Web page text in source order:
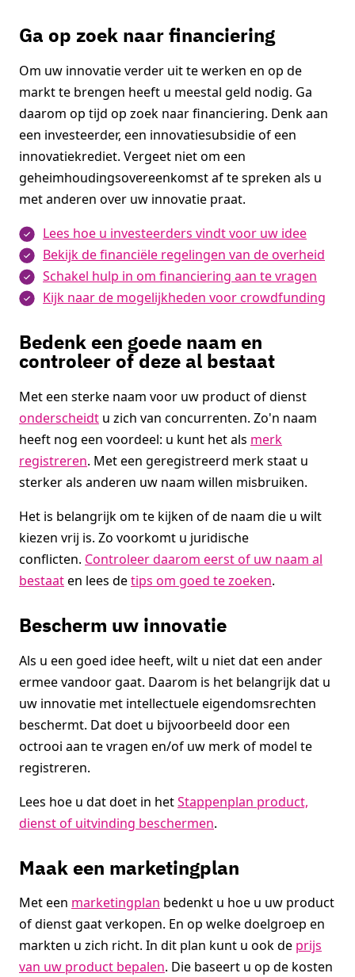
Ga op zoek naar financiering
Om uw innovatie verder uit te werken en op de
markt te brengen heeft u meestal geld nodig. Ga
daarom op tijd op zoek naar financiering. Denk aan
een investeerder, een innovatiesubsidie of een
innovatiekrediet. Vergeet niet om een
geheimhoudingsovereenkomst af te spreken als u
met anderen over uw innovatie praat.
Lees hoe u investeerders vindt voor uw idee
Bekijk de financiële regelingen van de overheid
Schakel hulp in om financiering aan te vragen
Kijk naar de mogelijkheden voor crowdfunding
Bedenk een goede naam en
controleer of deze al bestaat
Met een sterke naam voor uw product of dienst
onderscheidt u zich van concurrenten. Zo'n naam
heeft nog een voordeel: u kunt het als merk
registreren. Met een geregistreerd merk staat u
sterker als anderen uw naam willen misbruiken.
Het is belangrijk om te kijken of de naam die u wilt
kiezen vrij is. Zo voorkomt u juridische
conflicten. Controleer daarom eerst of uw naam al
bestaaten lees detips om goed te zoeken.
Bescherm uw innovatie
Als u een goed idee heeft, wilt u niet dat een ander
ermee vandoor gaat. Daarom is het belangrijk dat u
uw innovatie met intellectuele eigendomsrechten
beschermt. Dat doet u bijvoorbeeld door een
octrooi aan te vragen en/of uw merk of model te
registreren.
Lees hoe u dat doet in hetStappenplan product,
dienst of uitvinding beschermen.
Maak een marketingplan
Met een marketingplan bedenkt u hoe u uw product
of dienst gaat verkopen. En op welke doelgroep en
markten u zich richt. In dit plan kunt u ook de prijs
van uw product bepalen. Die baseert u op de kosten